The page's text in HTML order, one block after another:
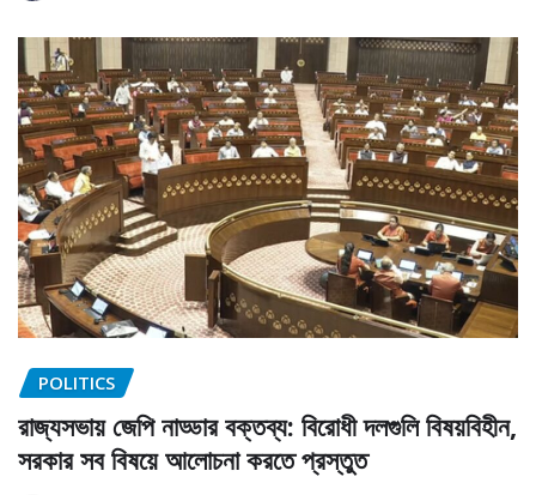
POLITICS
রাজ্যসভায় জেপি নাড্ডার বক্তব্য: বিরোধী দলগুলি বিষয়বিহীন,
সরকার সব বিষয়ে আলোচনা করতে প্রস্তুত